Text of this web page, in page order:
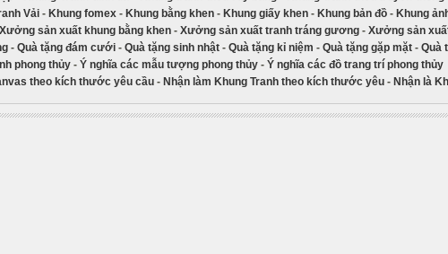
Vải - Khung fomex - Khung bằng khen - Khung giấy khen - Khung bản đồ - Khung
Xưởng sản xuất khung bằng khen - Xưởng sản xuất tranh tráng gương - Xưởng sản
- Quà tặng đám cưới - Quà tặng sinh nhật - Quà tặng kỉ niệm - Quà tặng gặp mặt - Quà
phong thủy - Ý nghĩa các mẫu tượng phong thủy - Ý nghĩa các đồ trang trí phong thủy
theo kích thước yêu cầu - Nhận làm Khung Tranh theo kích thước yêu - Nhận là